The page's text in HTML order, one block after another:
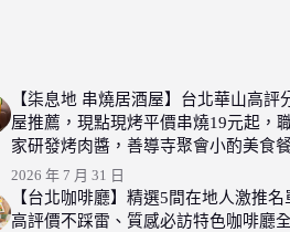
【柒息地 串燒居酒屋】台北華山高評
屋推薦，現點現烤平價串燒19元起，
家研發烤肉醬，善導寺聚會小酌美食餐
2026 年 7 月 31 日
【台北咖啡廳】精選5間在地人激推名
高評價不踩雷、質感必訪特色咖啡廳